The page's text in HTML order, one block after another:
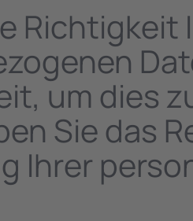
um dies
Sie das
Ihrer